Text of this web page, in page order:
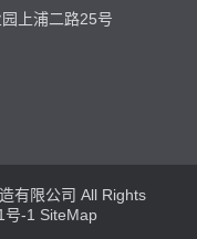
上浦二路25号
有限公司 All Rights
号-1 SiteMap